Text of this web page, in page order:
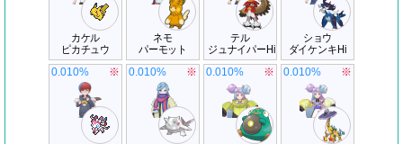
カケル
ピカチュウ
ネモ
パーモット
テル
ジュナイパーHi
ショウ
ダイケンキHi
0.010% ※ 0.010% ※ 0.010% ※ 0.010% ※